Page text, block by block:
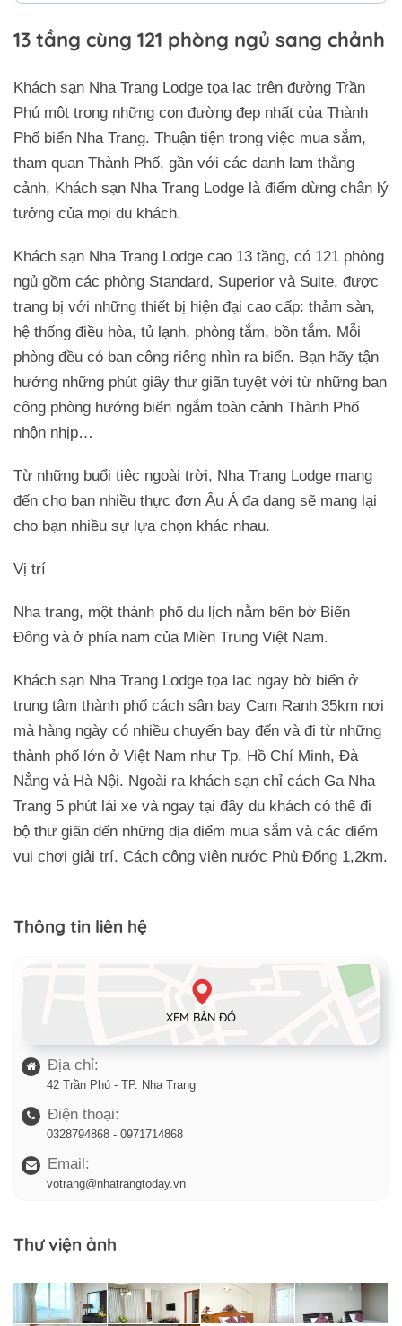
13 tầng cùng 121 phòng ngủ sang chảnh
Khách sạn Nha Trang Lodge tọa lạc trên đường Trần
Phú một trong những con đường đẹp nhất của Thành
Phố biển Nha Trang. Thuận tiện trong việc mua sắm,
tham quan Thành Phố, gần với các danh lam thắng
cảnh, Khách sạn Nha Trang Lodge là điểm dừng chân lý
tưởng của mọi du khách.
Khách sạn Nha Trang Lodge cao 13 tầng, có 121 phòng
ngủ gồm các phòng Standard, Superior và Suite, được
trang bị với những thiết bị hiện đại cao cấp: thảm sàn,
hệ thống điều hòa, tủ lạnh, phòng tắm, bồn tắm. Mỗi
phòng đều có ban công riêng nhìn ra biển. Bạn hãy tận
hưởng những phút giây thư giãn tuyệt vời từ những ban
công phòng hướng biển ngắm toàn cảnh Thành Phố
nhộn nhịp…
Từ những buổi tiệc ngoài trời, Nha Trang Lodge mang
đến cho bạn nhiều thực đơn Âu Á đa dạng sẽ mang lại
cho bạn nhiều sự lựa chọn khác nhau.
Vị trí
Nha trang, một thành phố du lịch nằm bên bờ Biển
Đông và ở phía nam của Miền Trung Việt Nam.
Khách sạn Nha Trang Lodge tọa lạc ngay bờ biển ở
trung tâm thành phố cách sân bay Cam Ranh 35km nơi
mà hàng ngày có nhiều chuyến bay đến và đi từ những
thành phố lớn ở Việt Nam như Tp. Hồ Chí Minh, Đà
Nẳng và Hà Nội. Ngoài ra khách sạn chỉ cách Ga Nha
Trang 5 phút lái xe và ngay tại đây du khách có thể đi
bộ thư giãn đến những địa điểm mua sắm và các điểm
vui chơi giải trí. Cách công viên nước Phù Đổng 1,2km.
Thông tin liên hệ
XEM BẢN ĐỒ
Địa chỉ:
42 Trần Phú - TP. Nha Trang
Điện thoại:
0328794868 - 0971714868
Email:
votrang@nhatrangtoday.vn
Thư viện ảnh